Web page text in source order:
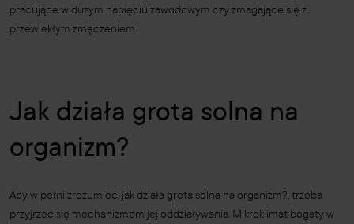
pracujące w dużym napięciu zawodowym czy zmagające się z
przewlekłym zmęczeniem.
Jak działa grota solna na
organizm?
Aby w pełni zrozumieć, jak działa grota solna na organizm?, trzeba
przyjrzeć się mechanizmom jej oddziaływania. Mikroklimat bogaty w